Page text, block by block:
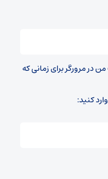
در مرورگر برای زمانی که
کنید: